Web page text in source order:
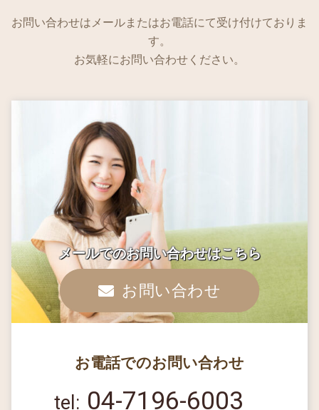
お問い合わせはメールまたはお電話にて受け付けておりま
す。
お気軽にお問い合わせください。
メールでのお問い合わせはこちら
お問い合わせ
お電話でのお問い合わせ
04-7196-6003